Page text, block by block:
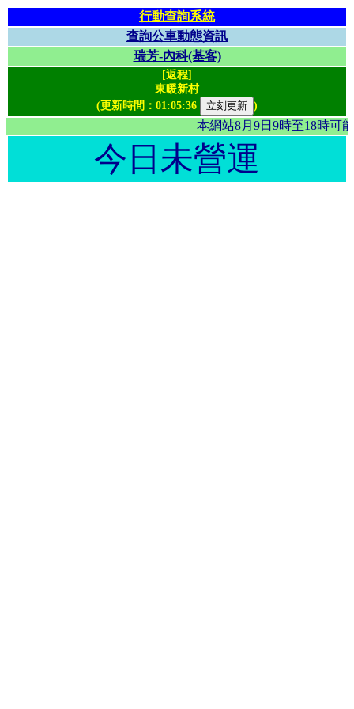
行動查詢系統
查詢公車動態資訊
瑞芳-內科(基客)
[返程]
東暖新村
(更新時間： 01:05:36 )
本網站8月9日9時至18
今日未營運